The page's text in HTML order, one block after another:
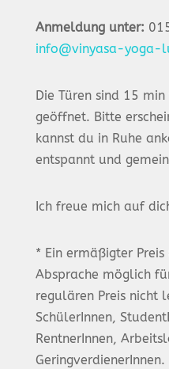
Anmeldung unter:
info@vinyasa-yoga-
Die Türen sind 15
geöffnet. Bitte
kannst du in Ruhe
entspannt und
Ich freue mich auf
* Ein ermäßigter
Absprache möglich
regulären Preis nicht
SchülerInnen,
RentnerInnen,
GeringverdienerInnen.